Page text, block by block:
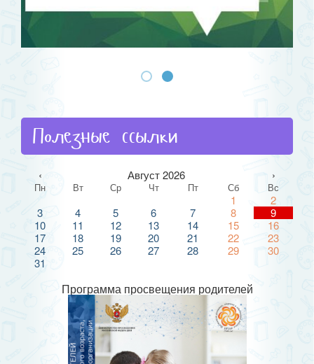
Полезные ссылки
‹ Август 2026 ›
Пн Вт Ср Чт Пт Сб Вс
1
2
3
4 5 6 7 8
9
10
11 12 13 14 15
16
17
18 19 20 21 22
23
24
25 26 27 28 29
30
31
Программа просвещения родителей